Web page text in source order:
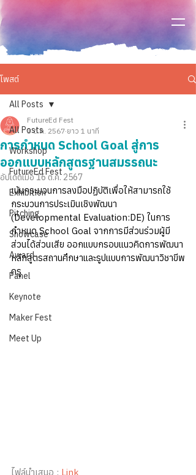
โพสต์
All Posts
Workshop
FutureEd Fest
Exhibition
Pitching
Showcase
Award
Panel
Keynote
Maker Fest
Meet Up
All Posts
การกำหนด School Goal สู่การ
ออกแบบหลักสูตรฐานสมรรถนะ
FutureEd Fest
3 ต.ค. 2567 ยาว 1 นาที
อัปเดตเมื่อ16 ต.ค. 2567
เน้นกระบวนการลงมือปฏิบัติเพื่อให้สามารถใช้
กระบวนการประเมินเชิงพัฒนา
(Developmental Evaluation:DE) ในการ
กำหนด School Goal จากการมีส่วนร่วมผู้มี
ส่วนได้ส่วนเสีย ออกแบบกรอบแนวคิดการพัฒนา
หลักสูตรสถานศึกษาและรูปแบบการพัฒนาวิชาขีพ
ครู
ไฟล์นำเสนอ : Link